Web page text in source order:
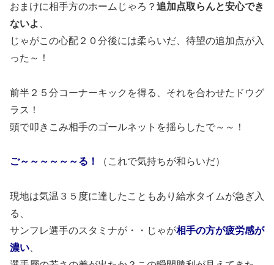
おまけに相手方のホームじゃろ？ 追加点取らんと安心でき
ないよ
じゃがこの心配２０分後には柔らいだ、待望の追加点が入
った～！
前半２５分コーナーキックを得る、それを合わせたドウグ
ラス！
頭で叩きこみ相手のゴールネットを揺らしたで～～！
ご～～～～～～る！ （これで気持ちが和らいだ）
現地は気温３５度に達したこともあり給水タイムが急ぎ入
る、
サンフレ選手のスタミナが・・じゃが相手の方が疲労感が
濃い